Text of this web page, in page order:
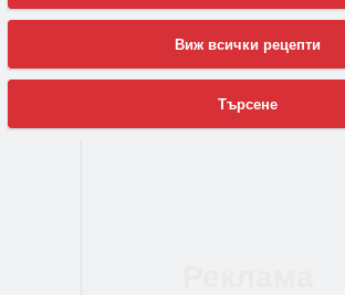
Виж всички рецепти
Търсене